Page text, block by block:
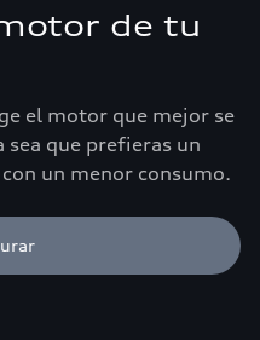
de tu
el motor que mejor se
sea que prefieras un
un menor consumo.